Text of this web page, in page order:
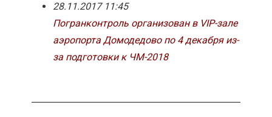
28.11.2017 11:45
Погранконтроль организован в VIP-зале
аэропорта Домодедово по 4 декабря из-
за подготовки к ЧМ-2018